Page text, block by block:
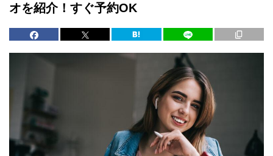
オを紹介！すぐ予約OK